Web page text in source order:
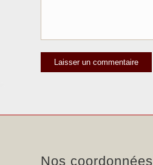
Nos coordonnées